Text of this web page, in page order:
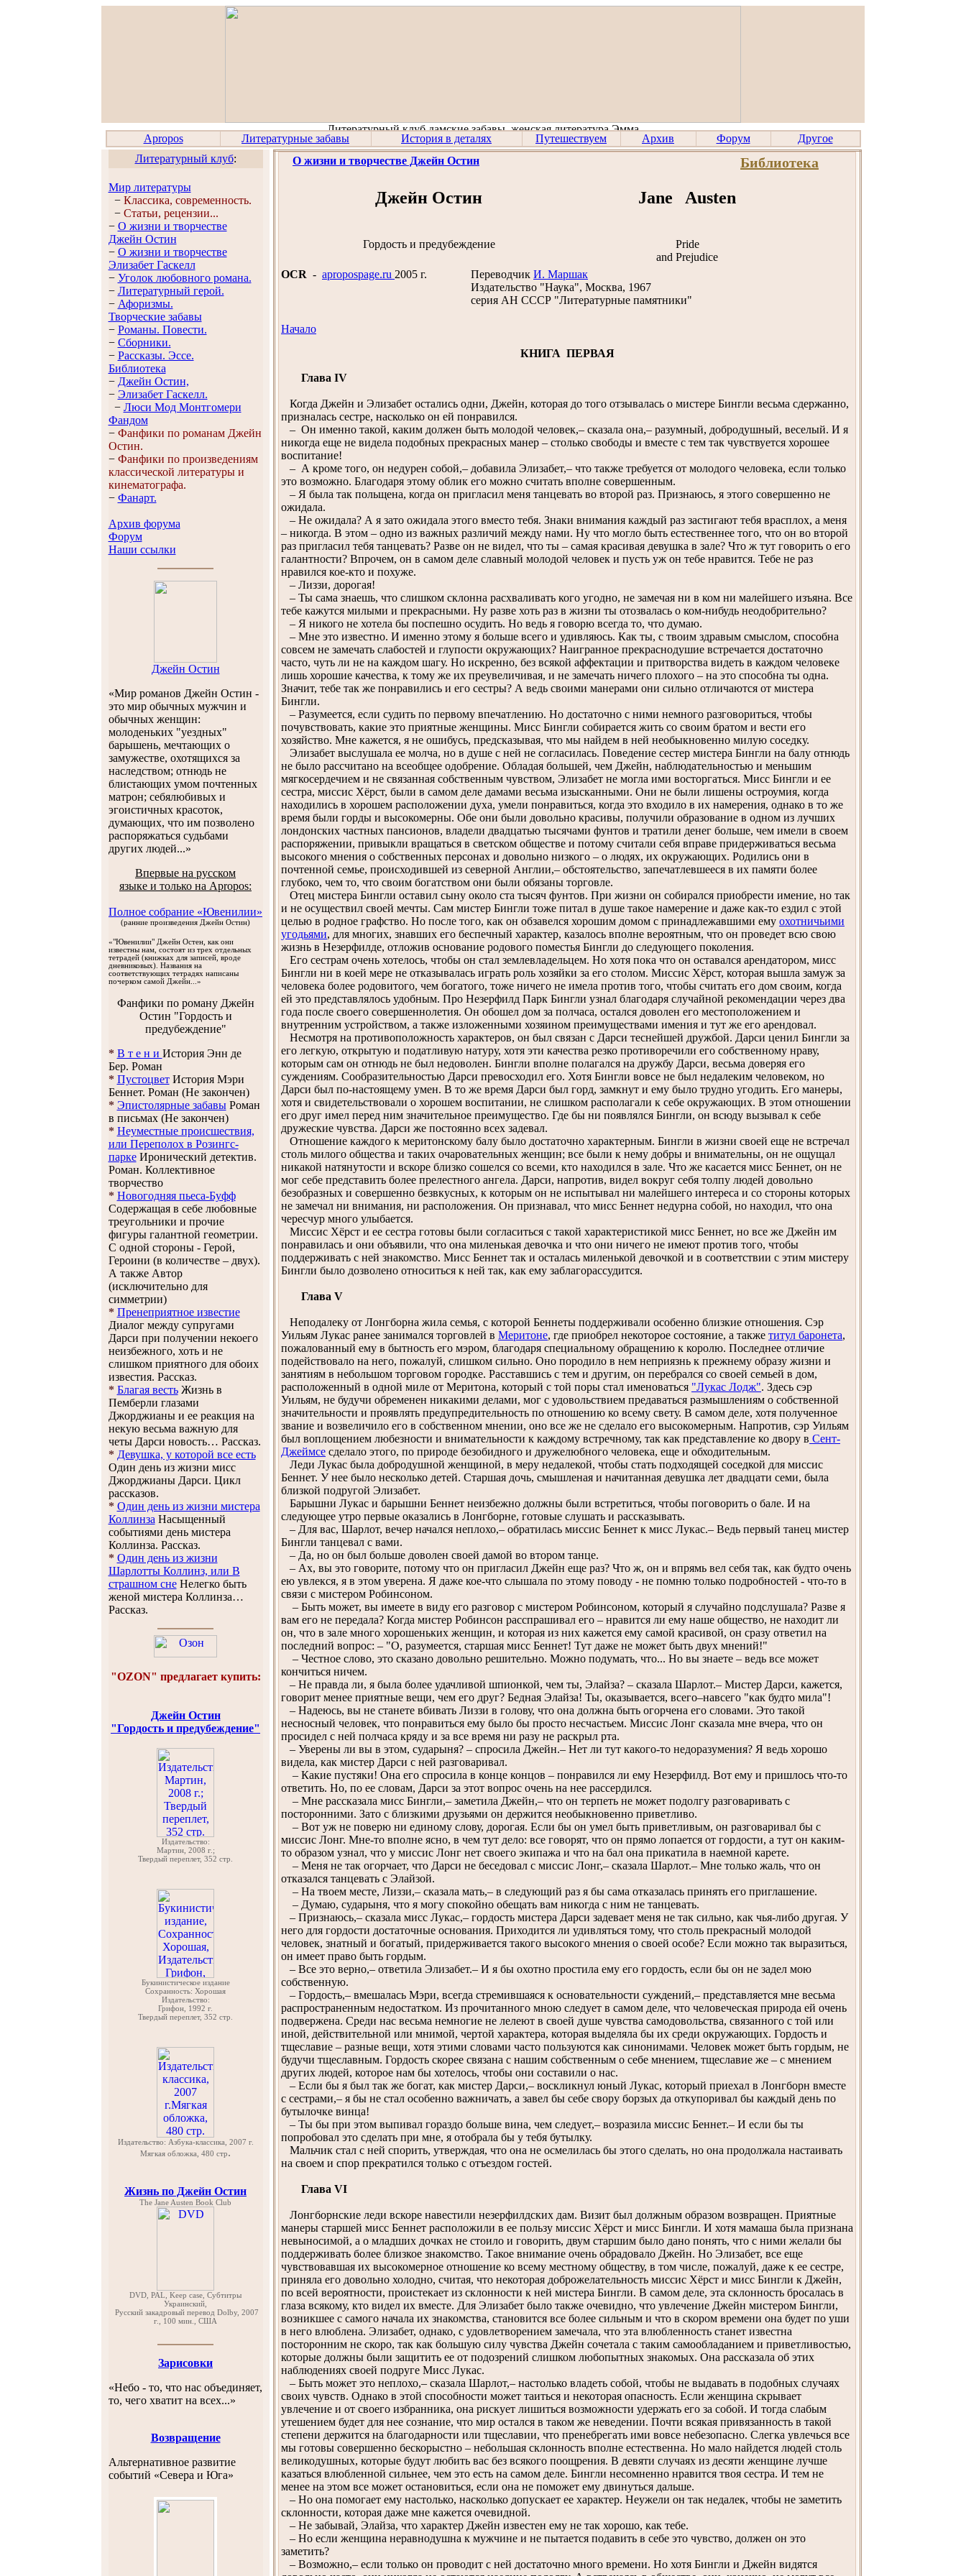
Apropos Литературные забавы История в деталях Путешествуем Архив Форум
Другое
Литературный клуб:
Мир литературы
− Классика, современность.
− Статьи, рецензии...
− О жизни и творчестве
Джейн Остин
− О жизни и творчестве
Элизабет Гaскелл
− Уголок любовного романа.
− Литературный герой.
− Афоризмы.
Творческие забавы
− Романы. Повести.
− Сборники.
− Рассказы. Эссe.
Библиотека
− Джейн Остин,
− Элизабет Гaскелл.
− Люси Мод Монтгомери
Фандом
− Фанфики по романам Джейн
Остин.
− Фанфики по произведениям
классической литературы и
кинематографа.
− Фанарт.
Архив форума
Форум
Наши ссылки
Джейн Остин
«Мир романов Джейн Остин -
это мир обычных мужчин и
обычных женщин:
молоденьких "уездных"
барышень, мечтающих о
замужестве, охотящихся за
наследством; отнюдь не
блистающих умом почтенных
матрон; себялюбивых и
эгоистичных красоток,
думающих, что им позволено
распоряжаться судьбами
других людей...»
Впервые на русском
языке и только на Apropos:
Полное собрание «Ювенилии»
(ранние произведения Джейн Остин)
«"Ювенилии" Джейн Остен, как они
известны нам, состоят из трех отдельных
тетрадей (книжках для записей, вроде
дневниковых). Названия на
соответствующих тетрадях написаны
почерком самой Джейн...»
Фанфики по роману Джейн
Остин "Гордость и
предубеждение"
* В т е н и История Энн де
Бер. Роман
* ПустоцветИстория Мэри
Беннет. Роман (Не закончен)
* Эпистолярные забавыРоман
в письмах (Не закончен)
* Неуместные происшествия,
или Переполох в Розингс-
паркеИронический детектив.
Роман. Коллективное
творчество
* Новогодняя пьеса-Буфф
Содержащая в себе любовные
треугольники и прочие
фигуры галантной геометрии.
С одной стороны - Герой,
Героини (в количестве – двух).
А также Автор
(исключительно для
симметрии)
* Пренеприятное известие
Диалог между супругами
Дарси при получении некоего
неизбежного, хоть и не
слишком приятного для обоих
известия. Рассказ.
* Благая вестьЖизнь в
Пемберли глазами
Джорджианы и ее реакция на
некую весьма важную для
четы Дарси новость… Рассказ.
* Девушка, у которой все есть
Один день из жизни мисс
Джорджианы Дарси. Цикл
рассказов.
* Один день из жизни мистера
Коллинза Насыщенный
событиями день мистера
Коллинза. Рассказ.
* Один день из жизни
Шарлотты Коллинз, или В
страшном снеНелегко быть
женой мистера Коллинза…
Рассказ.
"OZON" предлагает купить:
Джейн Остин
"Гордость и предубеждение"
Издательство:
Мартин, 2008 г.;
Твердый переплет, 352 стр.
Букинистическое издание
Сохранность: Хорошая
Издательство:
Грифон, 1992 г.
Твердый переплет, 352 стр.
Издательство: Азбука-классика, 2007 г.
Мягкая обложка, 480 стр.
Жизнь по Джейн Остин
The Jane Austen Book Club
DVD, PAL, Keep case, Субтитры
Украинский,
Русский закадровый перевод Dolby, 2007
г., 100 мин., США
Зарисовки
«Небо - то, что нас объединяет,
то, чего хватит на всех...»
Возвращение
Альтернативное развитие
событий «Севера и Юга»
О жизни и творчестве Джейн Остин Библиотека
Джейн Остин Jane Austen
Гордость и предубеждение
Pride
and Prejudice
OCR - apropospage.ru 2005 г. Переводчик И. Маршак
Издательство "Наука", Москва, 1967
серия АН СССР "Литературные памятники"
Начало
КНИГА ПЕРВАЯ
Глава IV
Когда Джейн и Элизабет остались одни, Джейн, которая до того отзывалась о мистере Бингли весьма сдержанно,
призналась сестре, насколько он ей понравился.
– Он именно такой, каким должен быть молодой человек,– сказала она,– разумный, добродушный, веселый. И я
никогда еще не видела подобных прекрасных манер – столько свободы и вместе с тем так чувствуется хорошее
воспитание!
– А кроме того, он недурен собой,– добавила Элизабет,– что также требуется от молодого человека, если только
это возможно. Благодаря этому облик его можно считать вполне совершенным.
– Я была так польщена, когда он пригласил меня танцевать во второй раз. Признаюсь, я этого совершенно не
ожидала.
– Не ожидала? А я зато ожидала этого вместо тебя. Знаки внимания каждый раз застигают тебя врасплох, а меня
– никогда. В этом – одно из важных различий между нами. Ну что могло быть естественнее того, что он во второй
раз пригласил тебя танцевать? Разве он не видел, что ты – самая красивая девушка в зале? Что ж тут говорить о его
галантности? Впрочем, он в самом деле славный молодой человек и пусть уж он тебе нравится. Тебе не раз
нравился кое-кто и похуже.
– Лиззи, дорогая!
– Ты сама знаешь, что слишком склонна расхваливать кого угодно, не замечая ни в ком ни малейшего изъяна. Все
тебе кажутся милыми и прекрасными. Ну разве хоть раз в жизни ты отозвалась о ком-нибудь неодобрительно?
– Я никого не хотела бы поспешно осудить. Но ведь я говорю всегда то, что думаю.
– Мне это известно. И именно этому я больше всего и удивляюсь. Как ты, с твоим здравым смыслом, способна
совсем не замечать слабостей и глупости окружающих? Наигранное прекраснодушие встречается достаточно
часто, чуть ли не на каждом шагу. Но искренно, без всякой аффектации и притворства видеть в каждом человеке
лишь хорошие качества, к тому же их преувеличивая, и не замечать ничего плохого – на это способна ты одна.
Значит, тебе так же понравились и его сестры? А ведь своими манерами они сильно отличаются от мистера
Бингли.
– Разумеется, если судить по первому впечатлению. Но достаточно с ними немного разговориться, чтобы
почувствовать, какие это приятные женщины. Мисс Бингли собирается жить со своим братом и вести его
хозяйство. Мне кажется, я не ошибусь, предсказывая, что мы найдем в ней необыкновенно милую соседку.
Элизабет выслушала ее молча, но в душе с ней не согласилась. Поведение сестер мистера Бингли на балу отнюдь
не было рассчитано на всеобщее одобрение. Обладая большей, чем Джейн, наблюдательностью и меньшим
мягкосердечием и не связанная собственным чувством, Элизабет не могла ими восторгаться. Мисс Бингли и ее
сестра, миссис Хёрст, были в самом деле дамами весьма изысканными. Они не были лишены остроумия, когда
находились в хорошем расположении духа, умели понравиться, когда это входило в их намерения, однако в то же
время были горды и высокомерны. Обе они были довольно красивы, получили образование в одном из лучших
лондонских частных пансионов, владели двадцатью тысячами фунтов и тратили денег больше, чем имели в своем
распоряжении, привыкли вращаться в светском обществе и потому считали себя вправе придерживаться весьма
высокого мнения о собственных персонах и довольно низкого – о людях, их окружающих. Родились они в
почтенной семье, происходившей из северной Англии,– обстоятельство, запечатлевшееся в их памяти более
глубоко, чем то, что своим богатством они были обязаны торговле.
Отец мистера Бингли оставил сыну около ста тысяч фунтов. При жизни он собирался приобрести имение, но так
и не осуществил своей мечты. Сам мистер Бингли тоже питал в душе такое намерение и даже как-то ездил с этой
целью в родное графство. Но после того, как он обзавелся хорошим домом с принадлежавшими ему охотничьими
угодьями, для многих, знавших его беспечный характер, казалось вполне вероятным, что он проведет всю свою
жизнь в Незерфилде, отложив основание родового поместья Бингли до следующего поколения.
Его сестрам очень хотелось, чтобы он стал землевладельцем. Но хотя пока что он оставался арендатором, мисс
Бингли ни в коей мере не отказывалась играть роль хозяйки за его столом. Миссис Хёрст, которая вышла замуж за
человека более родовитого, чем богатого, тоже ничего не имела против того, чтобы считать его дом своим, когда
ей это представлялось удобным. Про Незерфилд Парк Бингли узнал благодаря случайной рекомендации через два
года после своего совершеннолетия. Он обошел дом за полчаса, остался доволен его местоположением и
внутренним устройством, а также изложенными хозяином преимуществами имения и тут же его арендовал.
Несмотря на противоположность характеров, он был связан с Дарси теснейшей дружбой. Дарси ценил Бингли за
его легкую, открытую и податливую натуру, хотя эти качества резко противоречили его собственному нраву,
которым сам он отнюдь не был недоволен. Бингли вполне полагался на дружбу Дарси, весьма доверяя его
суждениям. Сообразительностью Дарси превосходил его. Хотя Бингли вовсе не был недалеким человеком, но
Дарси был по-настоящему умен. В то же время Дарси был горд, замкнут и ему было трудно угодить. Его манеры,
хотя и свидетельствовали о хорошем воспитании, не слишком располагали к себе окружающих. В этом отношении
его друг имел перед ним значительное преимущество. Где бы ни появлялся Бингли, он всюду вызывал к себе
дружеские чувства. Дарси же постоянно всех задевал.
Отношение каждого к меритонскому балу было достаточно характерным. Бингли в жизни своей еще не встречал
столь милого общества и таких очаровательных женщин; все были к нему добры и внимательны, он не ощущал
никакой натянутости и вскоре близко сошелся со всеми, кто находился в зале. Что же касается мисс Беннет, он не
мог себе представить более прелестного ангела. Дарси, напротив, видел вокруг себя толпу людей довольно
безобразных и совершенно безвкусных, к которым он не испытывал ни малейшего интереса и со стороны которых
не замечал ни внимания, ни расположения. Он признавал, что мисс Беннет недурна собой, но находил, что она
чересчур много улыбается.
Миссис Хёрст и ее сестра готовы были согласиться с такой характеристикой мисс Беннет, но все же Джейн им
понравилась и они объявили, что она миленькая девочка и что они ничего не имеют против того, чтобы
поддерживать с ней знакомство. Мисс Беннет так и осталась миленькой девочкой и в соответствии с этим мистеру
Бингли было дозволено относиться к ней так, как ему заблагорассудится.
Глава V
Неподалеку от Лонгборна жила семья, с которой Беннеты поддерживали особенно близкие отношения. Сэр
Уильям Лукас ранее занимался торговлей в Меритоне, где приобрел некоторое состояние, а также титул баронета,
пожалованный ему в бытность его мэром, благодаря специальному обращению к королю. Последнее отличие
подействовало на него, пожалуй, слишком сильно. Оно породило в нем неприязнь к прежнему образу жизни и
занятиям в небольшом торговом городке. Расставшись с тем и другим, он перебрался со своей семьей в дом,
расположенный в одной миле от Меритона, который с той поры стал именоваться "Лукас Лодж". Здесь сэр
Уильям, не будучи обременен никакими делами, мог с удовольствием предаваться размышлениям о собственной
значительности и проявлять предупредительность по отношению ко всему свету. В самом деле, хотя полученное
звание и возвеличило его в собственном мнении, оно все же не сделало его высокомерным. Напротив, сэр Уильям
был воплощением любезности и внимательности к каждому встречному, так как представление ко двору в Сент-
Джеймсе сделало этого, по природе безобидного и дружелюбного человека, еще и обходительным.
Леди Лукас была добродушной женщиной, в меру недалекой, чтобы стать подходящей соседкой для миссис
Беннет. У нее было несколько детей. Старшая дочь, смышленая и начитанная девушка лет двадцати семи, была
близкой подругой Элизабет.
Барышни Лукас и барышни Беннет неизбежно должны были встретиться, чтобы поговорить о бале. И на
следующее утро первые оказались в Лонгборне, готовые слушать и рассказывать.
– Для вас, Шарлот, вечер начался неплохо,– обратилась миссис Беннет к мисс Лукас.– Ведь первый танец мистер
Бингли танцевал с вами.
– Да, но он был больше доволен своей дамой во втором танце.
– Ах, вы это говорите, потому что он пригласил Джейн еще раз? Что ж, он и впрямь вел себя так, как будто очень
ею увлекся, я в этом уверена. Я даже кое-что слышала по этому поводу - не помню только подробностей - что-то в
связи с мистером Робинсоном.
– Быть может, вы имеете в виду его разговор с мистером Робинсоном, который я случайно подслушала? Разве я
вам его не передала? Когда мистер Робинсон расспрашивал его – нравится ли ему наше общество, не находит ли
он, что в зале много хорошеньких женщин, и которая из них кажется ему самой красивой, он сразу ответил на
последний вопрос: – "О, разумеется, старшая мисс Беннет! Тут даже не может быть двух мнений!"
– Честное слово, это сказано довольно решительно. Можно подумать, что... Но вы знаете – ведь все может
кончиться ничем.
– Не правда ли, я была более удачливой шпионкой, чем ты, Элайза? – сказала Шарлот.– Мистер Дарси, кажется,
говорит менее приятные вещи, чем его друг? Бедная Элайза! Ты, оказывается, всего–навсего "как будто мила"!
– Надеюсь, вы не станете вбивать Лиззи в голову, что она должна быть огорчена его словами. Это такой
несносный человек, что понравиться ему было бы просто несчастьем. Миссис Лонг сказала мне вчера, что он
просидел с ней полчаса кряду и за все время ни разу не раскрыл рта.
– Уверены ли вы в этом, сударыня? – спросила Джейн.– Нет ли тут какого-то недоразумения? Я ведь хорошо
видела, как мистер Дарси с ней разговаривал.
– Какие пустяки! Она его спросила в конце концов – понравился ли ему Незерфилд. Вот ему и пришлось что-то
ответить. Но, по ее словам, Дарси за этот вопрос очень на нее рассердился.
– Мне рассказала мисс Бингли,– заметила Джейн,– что он терпеть не может подолгу разговаривать с
посторонними. Зато с близкими друзьями он держится необыкновенно приветливо.
– Вот уж не поверю ни единому слову, дорогая. Если бы он умел быть приветливым, он разговаривал бы с
миссис Лонг. Мне-то вполне ясно, в чем тут дело: все говорят, что он прямо лопается от гордости, а тут он каким-
то образом узнал, что у миссис Лонг нет своего экипажа и что на бал она прикатила в наемной карете.
– Меня не так огорчает, что Дарси не беседовал с миссис Лонг,– сказала Шарлот.– Мне только жаль, что он
отказался танцевать с Элайзой.
– На твоем месте, Лиззи,– сказала мать,– в следующий раз я бы сама отказалась принять его приглашение.
– Думаю, сударыня, что я могу спокойно обещать вам никогда с ним не танцевать.
– Признаюсь,– сказала мисс Лукас,– гордость мистера Дарси задевает меня не так сильно, как чья-либо другая. У
него для гордости достаточные основания. Приходится ли удивляться тому, что столь прекрасный молодой
человек, знатный и богатый, придерживается такого высокого мнения о своей особе? Если можно так выразиться,
он имеет право быть гордым.
– Все это верно,– ответила Элизабет.– И я бы охотно простила ему его гордость, если бы он не задел мою
собственную.
– Гордость,– вмешалась Мэри, всегда стремившаяся к основательности суждений,– представляется мне весьма
распространенным недостатком. Из прочитанного мною следует в самом деле, что человеческая природа ей очень
подвержена. Среди нас весьма немногие не лелеют в своей душе чувства самодовольства, связанного с той или
иной, действительной или мнимой, чертой характера, которая выделяла бы их среди окружающих. Гордость и
тщеславие – разные вещи, хотя этими словами часто пользуются как синонимами. Человек может быть гордым, не
будучи тщеславным. Гордость скорее связана с нашим собственным о себе мнением, тщеславие же – с мнением
других людей, которое нам бы хотелось, чтобы они составили о нас.
– Если бы я был так же богат, как мистер Дарси,– воскликнул юный Лукас, который приехал в Лонгборн вместе
с сестрами,– я бы не стал особенно важничать, а завел бы себе свору борзых да откупоривал бы каждый день по
бутылочке винца!
– Ты бы при этом выпивал гораздо больше вина, чем следует,– возразила миссис Беннет.– И если бы ты
попробовал это сделать при мне, я отобрала бы у тебя бутылку.
Мальчик стал с ней спорить, утверждая, что она не осмелилась бы этого сделать, но она продолжала настаивать
на своем и спор прекратился только с отъездом гостей.
Глава VI
Лонгборнские леди вскоре навестили незерфилдских дам. Визит был должным образом возвращен. Приятные
манеры старшей мисс Беннет расположили в ее пользу миссис Хёрст и мисс Бингли. И хотя мамаша была признана
невыносимой, а о младших дочках не стоило и говорить, двум старшим было дано понять, что с ними желали бы
поддерживать более близкое знакомство. Такое внимание очень обрадовало Джейн. Но Элизабет, все еще
чувствовавшая их высокомерное отношение ко всему местному обществу, в том числе, пожалуй, даже к ее сестре,
приняла его довольно холодно, считая, что некоторая доброжелательность миссис Хёрст и мисс Бингли к Джейн,
по всей вероятности, проистекает из склонности к ней мистера Бингли. В самом деле, эта склонность бросалась в
глаза всякому, кто видел их вместе. Для Элизабет было также очевидно, что увлечение Джейн мистером Бингли,
возникшее с самого начала их знакомства, становится все более сильным и что в скором времени она будет по уши
в него влюблена. Элизабет, однако, с удовлетворением замечала, что эта влюбленность станет известна
посторонним не скоро, так как большую силу чувства Джейн сочетала с таким самообладанием и приветливостью,
которые должны были защитить ее от подозрений слишком любопытных знакомых. Она рассказала об этих
наблюдениях своей подруге Мисс Лукас.
– Быть может это неплохо,– сказала Шарлот,– настолько владеть собой, чтобы не выдавать в подобных случаях
своих чувств. Однако в этой способности может таиться и некоторая опасность. Если женщина скрывает
увлечение и от своего избранника, она рискует лишиться возможности удержать его за собой. И тогда слабым
утешением будет для нее сознание, что мир остался в таком же неведении. Почти всякая привязанность в такой
степени держится на благодарности или тщеславии, что пренебрегать ими вовсе небезопасно. Слегка увлечься все
мы готовы совершенно бескорыстно – небольшая склонность вполне естественна. Но мало найдется людей столь
великодушных, которые будут любить вас без всякого поощрения. В девяти случаях из десяти женщине лучше
казаться влюбленной сильнее, чем это есть на самом деле. Бингли несомненно нравится твоя сестра. И тем не
менее на этом все может остановиться, если она не поможет ему двинуться дальше.
– Но она помогает ему настолько, насколько допускает ее характер. Неужели он так недалек, чтобы не заметить
склонности, которая даже мне кажется очевидной.
– Не забывай, Элайза, что характер Джейн известен ему не так хорошо, как тебе.
– Но если женщина неравнодушна к мужчине и не пытается подавить в себе это чувство, должен он это
заметить?
– Возможно,– если только он проводит с ней достаточно много времени. Но хотя Бингли и Джейн видятся